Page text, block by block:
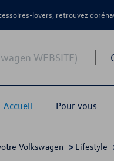
lovers, retrouvez
WEBSITE)
Accueil Pour vous
Volkswagen > Lifestyle